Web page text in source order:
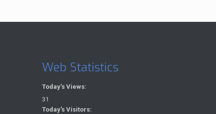
Web Statistics
Today's Views:
31
Today's Visitors: